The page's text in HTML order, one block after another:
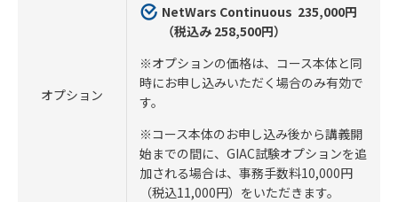
オプション
NetWars Continuous 235,000円
（税込み 258,500円）
※オプションの価格は、コース本体と同
時にお申し込みいただく場合のみ有効で
す。
※コース本体のお申し込み後から講義開
始までの間に、GIAC試験オプションを追
加される場合は、事務手数料10,000円
（税込11,000円）をいただきます。